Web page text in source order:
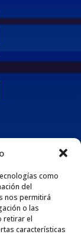
como
del
nos permitirá
o las
retirar el
características
adaptados
y la
y servicios.